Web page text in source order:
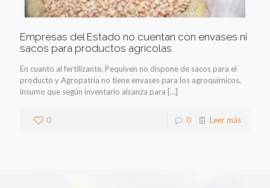
Empresas del Estado no cuentan con envases ni
sacos para productos agrícolas
En cuanto al fertilizante, Pequiven no dispone de sacos para el
producto y Agropatria no tiene envases para los agroquimicos,
insumo que según inventario alcanza para […]
0 0 Leer más